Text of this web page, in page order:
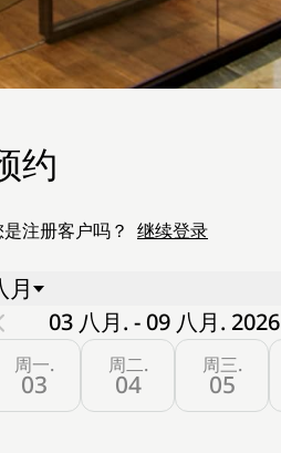
约
注册客户吗？ 继续登录
月
03 八月. - 09 八月. 2026
周一.
03
周二.
04
周三.
05